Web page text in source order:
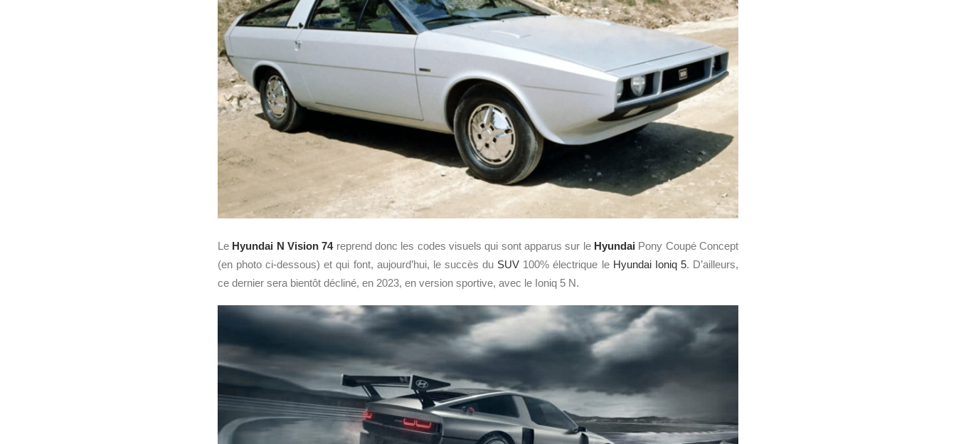
Le Hyundai N Vision 74reprend donc les codes visuels qui sont apparus sur le Hyundai Pony Coupé Concept
(en photo ci-dessous) et qui font, aujourd’hui, le succès du SUV 100% électrique le Hyundai Ioniq 5. D’ailleurs,
ce dernier sera bientôt décliné, en 2023, en version sportive, avec le Ioniq 5 N.